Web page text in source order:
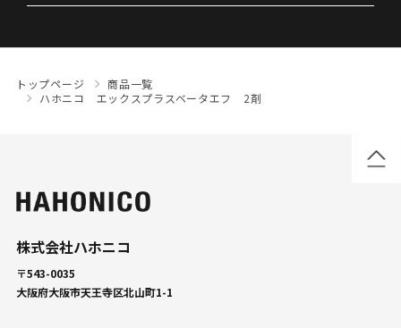
トップページ
商品一覧
ハホニコ エックスプラスベータエフ 2剤
株式会社ハホニコ
〒543-0035
大阪府大阪市天王寺区北山町1-1